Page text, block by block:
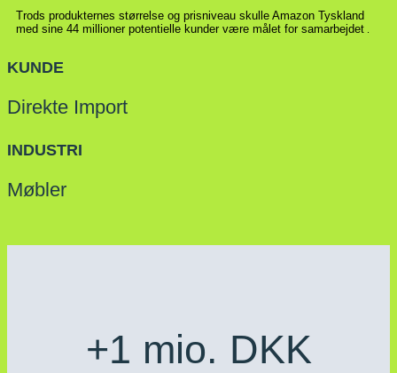
Trods produkternes størrelse og prisniveau skulle Amazon Tyskland
med sine 44 millioner potentielle kunder være målet for samarbejdet
KUNDE
Direkte Import
INDUSTRI
Møbler
+1 mio. DKK